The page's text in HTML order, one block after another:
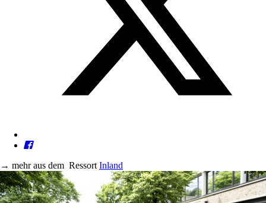
→ mehr aus dem Ressort Inland